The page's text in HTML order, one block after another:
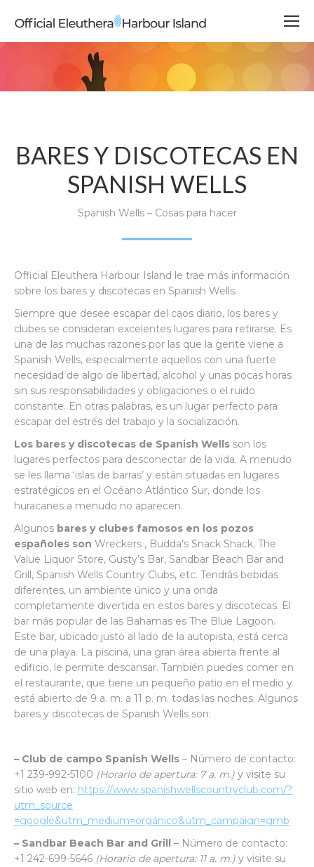
BARES Y DISCOTECAS EN
SPANISH WELLS
Spanish Wells – Cosas para hacer
Official Eleuthera Harbour Island le trae más información
sobre los bares y discotecas en Spanish Wells.
Siempre que desee escapar del caos diario, los bares y
clubes se consideran excelentes lugares para retirarse. Es
una de las muchas razones por las que la gente viene a
Spanish Wells, especialmente aquellos con una fuerte
necesidad de algo de libertad, alcohol y unas pocas horas
sin sus responsabilidades y obligaciones o el ruido
constante. En otras palabras, es un lugar perfecto para
escapar del estrés del trabajo y la socialización.
Los bares y discotecas de Spanish Wells son los
lugares perfectos para desconectar de la vida. A menudo
se les llama ‘islas de barras’ y están situadas en lugares
estratégicos en el Océano Atlántico Sur, donde los
huracanes a menudo no aparecen.
Algunos bares y clubes famosos en los pozos
españoles son Wreckers , Budda’s Snack Shack, The
Value Liquor Store, Gusty’s Bar, Sandbar Beach Bar and
Grill, Spanish Wells Country Clubs, etc. Tendrás bebidas
diferentes, un ambiente único y una onda
completamente divertida en estos bares y discotecas. El
bar más popular de las Bahamas es The Blue Lagoon.
Este bar, ubicado justo al lado de la autopista, está cerca
de una playa. La piscina, una gran área abierta frente al
edificio, le permite descansar. También puedes comer en
el restaurante, que tiene un pequeño patio en el medio y
está abierto de 9 a. m. a 11 p. m. todas las noches. Algunos
bares y discotecas de Spanish Wells son:
– Club de campo Spanish Wells – Número de contacto:
+1 239-992-5100 (Horario de apertura: 7 a. m.) y visite su
sitio web en: https://www.spanishwellscountryclub.com/?
utm_source
=google&utm_medium=orgánico&utm_campaign=gmb
– Sandbar Beach Bar and Grill – Número de contacto:
+1 242-699-5646 (Horario de apertura: 11 a. m.) y visite su